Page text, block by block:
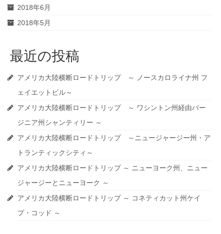
2018年6月
2018年5月
最近の投稿
アメリカ大陸横断ロードトリップ ～ ノースカロライナ州 フ
ェイエットビル～
アメリカ大陸横断ロードトリップ ～ ワシントン州経由バー
ジニア州シャンティリー ～
アメリカ大陸横断ロードトリップ ～ニュージャージー州・ア
トランティックシティ～
アメリカ大陸横断ロードトリップ ～ ニューヨーク州、ニュー
ジャージーとニューヨーク ～
アメリカ大陸横断ロードトリップ ～ コネティカット州ケイ
プ・コッド ～